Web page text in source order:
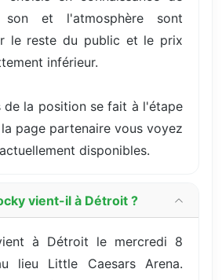
et l'atmosphère sont
le reste du public et le prix
inférieur.
de la position se fait à l'étape
page partenaire vous voyez
disponibles.
vient-il à Détroit ?
à Détroit le mercredi 8
lieu Little Caesars Arena.